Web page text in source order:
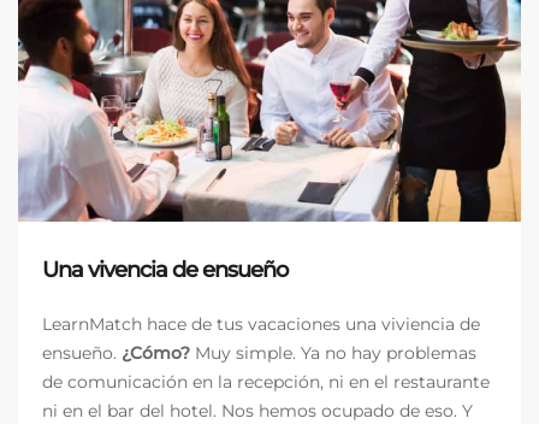
Una vivencia de ensueño
LearnMatch hace de tus vacaciones una viviencia de
ensueño. ¿Cómo? Muy simple. Ya no hay problemas
de comunicación en la recepción, ni en el restaurante
ni en el bar del hotel. Nos hemos ocupado de eso. Y